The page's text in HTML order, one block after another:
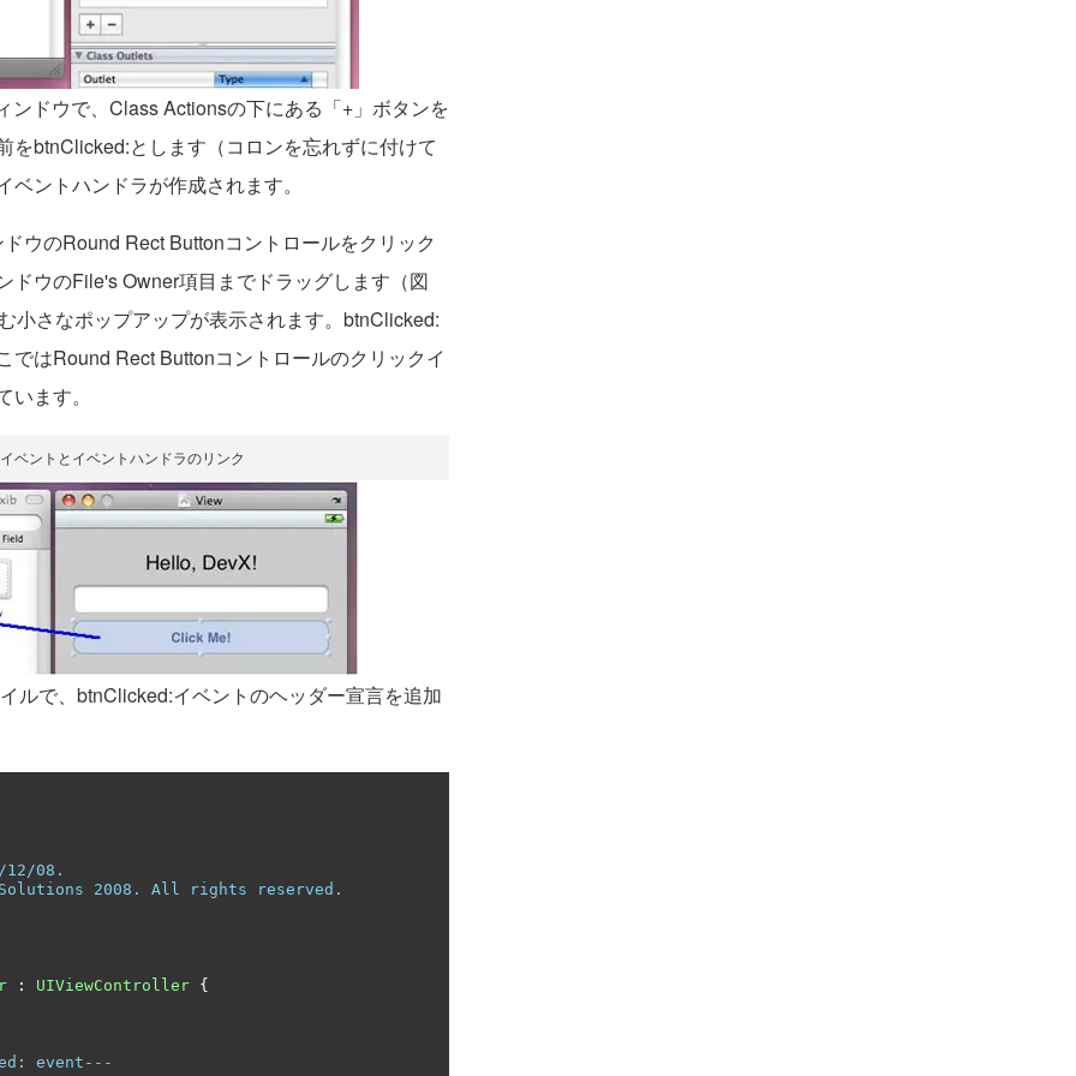
ドウで、Class Actionsの下にある「+」ボタンを
をbtnClicked:とします（コロンを忘れずに付けて
ントハンドラが作成されます。
のRound Rect Buttonコントロールをクリック
ウのFile's Owner項目までドラッグします（図
小さなポップアップが表示されます。btnClicked:
はRound Rect Buttonコントロールのクリックイ
ます。
ントとイベントハンドラのリンク
で、btnClicked:イベントのヘッダー宣言を追加
12/08.
2008. All rights reserved.
: UIViewController {
event---